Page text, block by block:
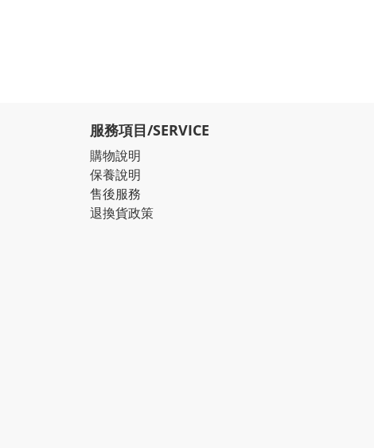
服務項目/SERVICE
購物說明
保養說明
售後服務
退換貨政策